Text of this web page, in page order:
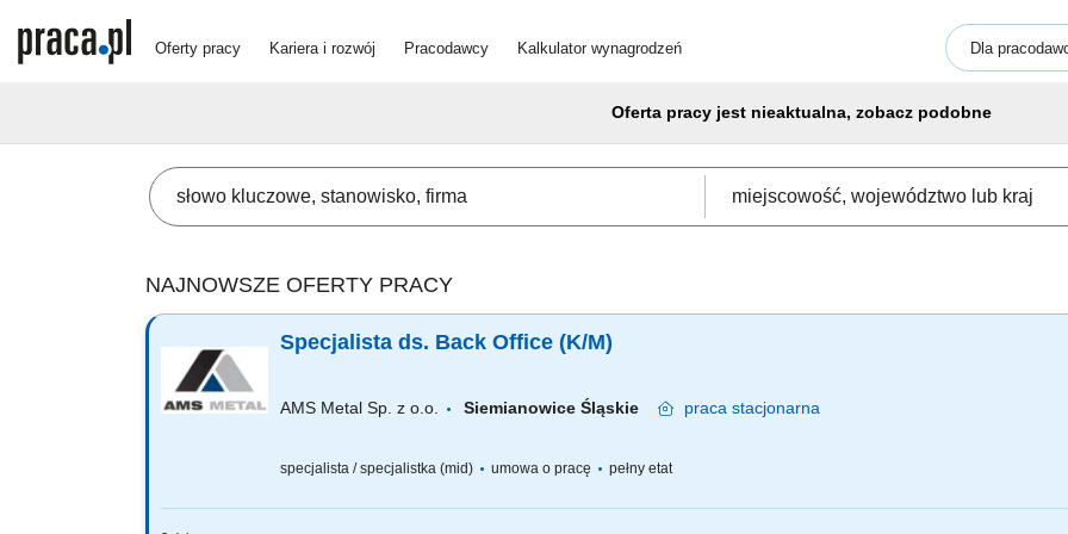
Oferty pracy Kariera i rozwój Pracodawcy Kalkulator wynagrodzeń Dla
Oferta pracy jest nieaktualna, zobacz podobne
NAJNOWSZE OFERTY PRACY
Specjalista ds. Back Office (K/M)
AMS Metal Sp. z o.o. Siemianowice Śląskie praca stacjonarna
specjalista / specjalistka (mid) umowa o pracę pełny etat